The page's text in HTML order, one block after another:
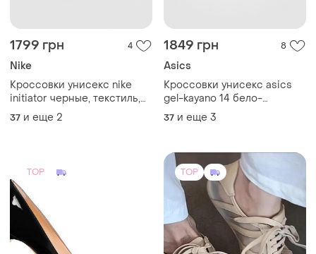
1799 грн 4
Nike
Кроссовки унисекс nike
initiator черные, текстиль,
размеры 37–39
37 и еще 2
1849 грн 8
Asics
Кроссовки унисекс asics
gel-kayano 14 бело-
серебристые, размеры 37–
40
37 и еще 3
TOP TOP